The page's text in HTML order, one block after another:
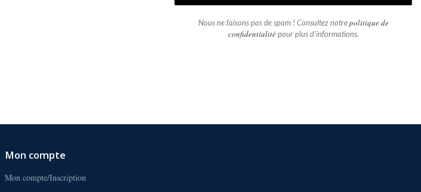
Nous ne faisons pas de spam ! Consultez notrepolitique de
confidentialitépour plus d'informations.
Mon compte
Mon compte/Inscription